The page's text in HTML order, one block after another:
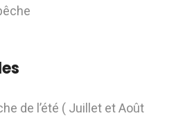
de l’été ( Juillet et Août